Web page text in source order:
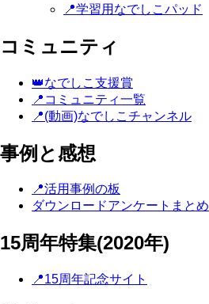
📍学習用なでしこパッド
コミュニティ
👑なでしこ支援賞
📍コミュニティ一覧
📍(動画)なでしこチャンネル
事例と感想
📍活用事例の板
ダウンロードアンケートまとめ
15周年特集(2020年)
📍15周年記念サイト